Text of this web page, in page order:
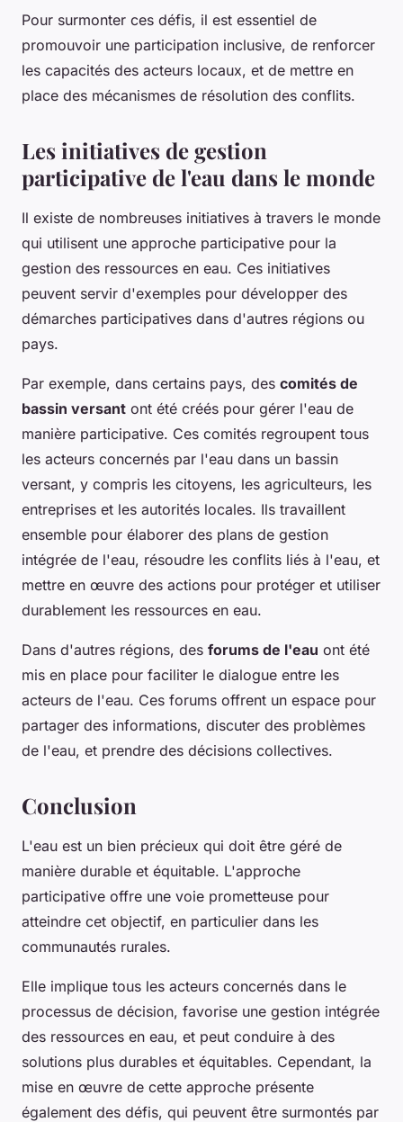
Pour surmonter ces défis, il est essentiel de
promouvoir une participation inclusive, de renforcer
les capacités des acteurs locaux, et de mettre en
place des mécanismes de résolution des conflits.
Les initiatives de gestion
participative de l'eau dans le monde
Il existe de nombreuses initiatives à travers le monde
qui utilisent une approche participative pour la
gestion des ressources en eau. Ces initiatives
peuvent servir d'exemples pour développer des
démarches participatives dans d'autres régions ou
pays.
Par exemple, dans certains pays, des comités de
bassin versant ont été créés pour gérer l'eau de
manière participative. Ces comités regroupent tous
les acteurs concernés par l'eau dans un bassin
versant, y compris les citoyens, les agriculteurs, les
entreprises et les autorités locales. Ils travaillent
ensemble pour élaborer des plans de gestion
intégrée de l'eau, résoudre les conflits liés à l'eau, et
mettre en œuvre des actions pour protéger et utiliser
durablement les ressources en eau.
Dans d'autres régions, des forums de l'eau ont été
mis en place pour faciliter le dialogue entre les
acteurs de l'eau. Ces forums offrent un espace pour
partager des informations, discuter des problèmes
de l'eau, et prendre des décisions collectives.
Conclusion
L'eau est un bien précieux qui doit être géré de
manière durable et équitable. L'approche
participative offre une voie prometteuse pour
atteindre cet objectif, en particulier dans les
communautés rurales.
Elle implique tous les acteurs concernés dans le
processus de décision, favorise une gestion intégrée
des ressources en eau, et peut conduire à des
solutions plus durables et équitables. Cependant, la
mise en œuvre de cette approche présente
également des défis, qui peuvent être surmontés par